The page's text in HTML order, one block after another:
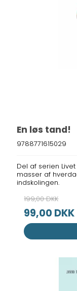
En løs tand!
9788771615029
Del af serien
masser af
indskolingen.
199,00 DKK
99,00 DKK